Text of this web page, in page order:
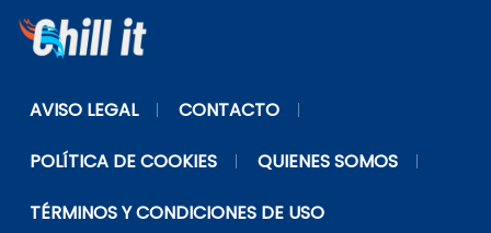
AVISO LEGAL CONTACTO
POLÍTICA DE COOKIES QUIENES SOMOS
TÉRMINOS Y CONDICIONES DE USO